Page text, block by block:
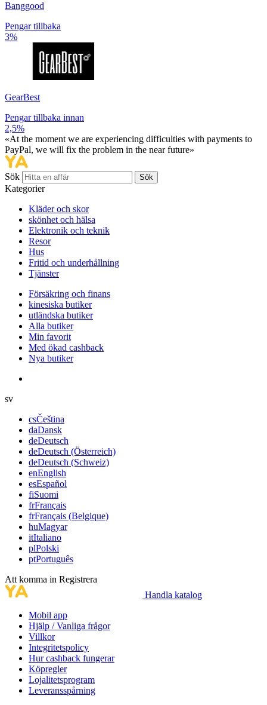
Banggood
Pengar tillbaka
3%
GearBest
Pengar tillbaka innan
2,5%
«At the moment we are experiencing difficulties with payments to
PayPal, we will fix the problem in the near future»
Sök Sök
Kategorier
Kläder och skor
skönhet och hälsa
Elektronik och teknik
Resor
Hus
Fritid och underhållning
Tjänster
Försäkring och finans
kinesiska butiker
utländska butiker
Alla butiker
Min favorit
Med ökad cashback
Nya butiker
sv
csČeština
daDansk
deDeutsch
deDeutsch (Österreich)
deDeutsch (Schweiz)
enEnglish
esEspañol
fiSuomi
frFrançais
frFrançais (Belgique)
huMagyar
itItaliano
plPolski
ptPortuguês
Att komma in Registrera
Handla katalog
Mobil app
Hjälp / Vanliga frågor
Villkor
Integritetspolicy
Hur cashback fungerar
Köpregler
Lojalitetsprogram
Leveransspårning